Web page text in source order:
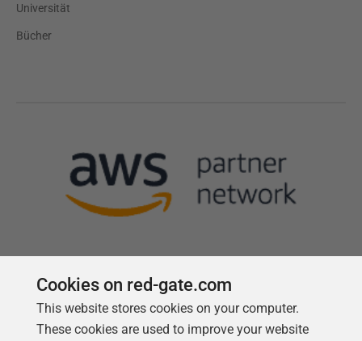
Universität
Bücher
Follow us
Cookies on red-gate.com
This website stores cookies on your computer.
These cookies are used to improve your website